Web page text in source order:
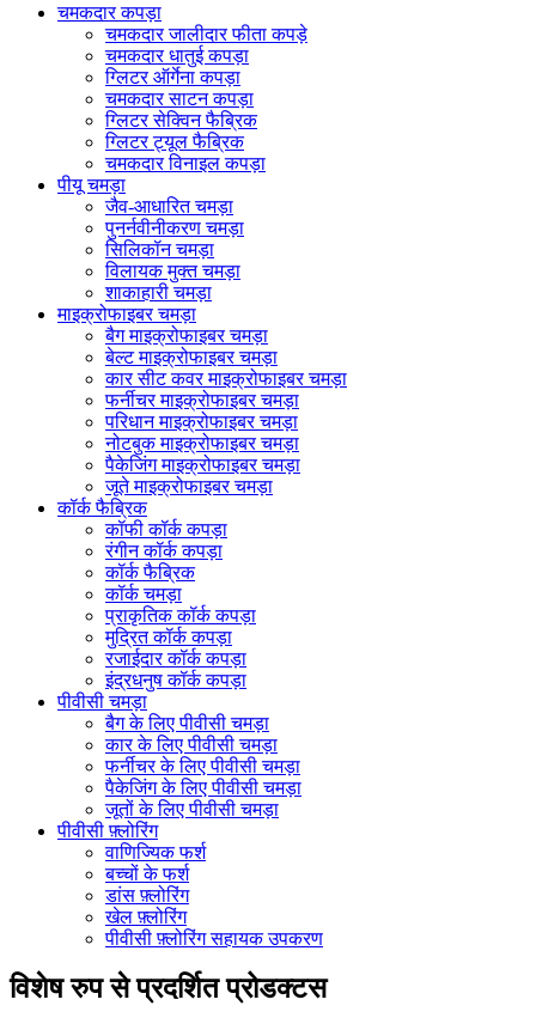
चमकदार कपड़ा
चमकदार जालीदार फीता कपड़े
चमकदार धातुई कपड़ा
ग्लिटर ऑर्गेना कपड़ा
चमकदार साटन कपड़ा
ग्लिटर सेक्विन फैब्रिक
ग्लिटर ट्यूल फैब्रिक
चमकदार विनाइल कपड़ा
पीयू चमड़ा
जैव-आधारित चमड़ा
पुनर्नवीनीकरण चमड़ा
सिलिकॉन चमड़ा
विलायक मुक्त चमड़ा
शाकाहारी चमड़ा
माइक्रोफाइबर चमड़ा
बैग माइक्रोफाइबर चमड़ा
बेल्ट माइक्रोफाइबर चमड़ा
कार सीट कवर माइक्रोफाइबर चमड़ा
फर्नीचर माइक्रोफाइबर चमड़ा
परिधान माइक्रोफाइबर चमड़ा
नोटबुक माइक्रोफाइबर चमड़ा
पैकेजिंग माइक्रोफाइबर चमड़ा
जूते माइक्रोफाइबर चमड़ा
कॉर्क फैब्रिक
कॉफी कॉर्क कपड़ा
रंगीन कॉर्क कपड़ा
कॉर्क फैब्रिक
कॉर्क चमड़ा
प्राकृतिक कॉर्क कपड़ा
मुद्रित कॉर्क कपड़ा
रजाईदार कॉर्क कपड़ा
इंद्रधनुष कॉर्क कपड़ा
पीवीसी चमड़ा
बैग के लिए पीवीसी चमड़ा
कार के लिए पीवीसी चमड़ा
फर्नीचर के लिए पीवीसी चमड़ा
पैकेजिंग के लिए पीवीसी चमड़ा
जूतों के लिए पीवीसी चमड़ा
पीवीसी फ़्लोरिंग
वाणिज्यिक फर्श
बच्चों के फर्श
डांस फ़्लोरिंग
खेल फ़्लोरिंग
पीवीसी फ़्लोरिंग सहायक उपकरण
विशेष रुप से प्रदर्शित प्रोडक्टस